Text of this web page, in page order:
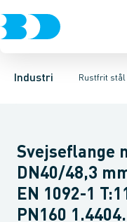
Industri Rustfrit stål
VentilerRustfrit stål
Svejsefittings ASTM
Løsflanger Pressede
Svejseflange
DN40/48,3
EN 1092-1
PN160